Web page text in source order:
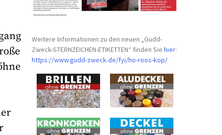
Weitere Informationen zu den neuen „Gudd-
Zweck-STERNZEICHEN-ETIKETTEN“ finden Siehier:
https://www.gudd-zweck.de/fyi/ho-roos-kop/